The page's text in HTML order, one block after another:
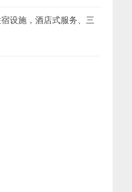
设施，酒店式服务、三